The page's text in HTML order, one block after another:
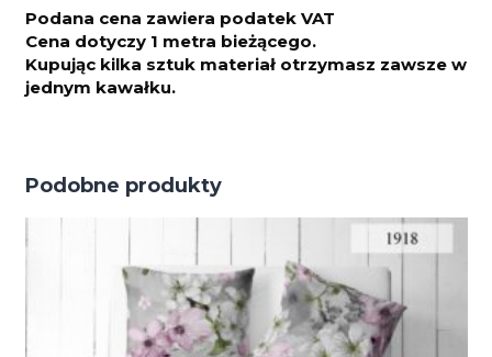
Podana cena zawiera podatek VAT
Cena dotyczy 1 metra bieżącego.
Kupując kilka sztuk materiał otrzymasz zawsze w
jednym kawałku.
Podobne produkty